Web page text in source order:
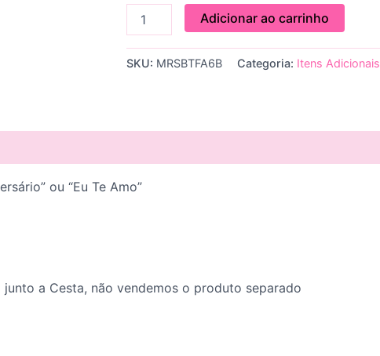
quantidade
Adicionar ao carrinho
SKU: MRSBTFA6B Categoria: Itens Adicionais
ou “Eu Te Amo”
a Cesta, não vendemos o produto separado